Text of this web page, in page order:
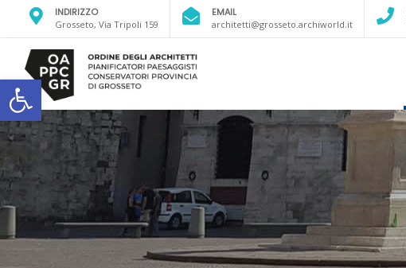
Open toolbar
INDIRIZZO
Grosseto, Via Tripoli 159
EMAIL
architetti@grosseto.archiworld.it